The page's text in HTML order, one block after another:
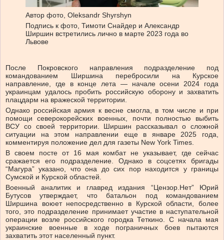
Автор фото, Oleksandr Shyrshyn
Подпись к фото, Тимоти Снайдер и Александр
Ширшин встретились лично в марте 2023 года во
Львове
После Покровского направления подразделение под
командованием Ширшина перебросили на Курское
направление, где в конце лета — начале осени 2024 года
украинцам удалось пробить российскую оборону и захватить
плацдарм на вражеской территории.
Однако российская армия к весне смогла, в том числе и при
помощи северокорейских военных, почти полностью выбить
ВСУ со своей территории. Ширшин рассказывал о сложной
ситуации на этом направлении еще в январе 2025 года,
комментируя положение дел для газеты New York Times.
В своем посте от 16 мая комбат не указывает, где сейчас
сражается его подразделение. Однако в соцсетях бригады
“Магура” указано, что она до сих пор находится у границы
Сумской и Курской областей.
Военный аналитик и главред издания “Цензор.Нет” Юрий
Бутусов утверждает, что батальон под командованием
Ширшина воюет непосредственно в Курской области, более
того, это подразделение принимает участие в наступательной
операции возле российского городка Теткино. С начала мая
украинские военные в ходе пограничных боев пытаются
захватить этот населенный пункт.